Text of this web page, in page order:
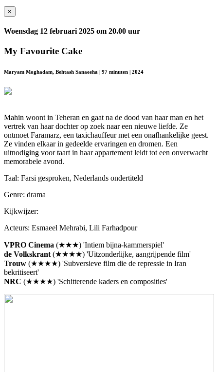
×
Woensdag 12 februari 2025 om 20.00 uur
My Favourite Cake
Maryam Moghadam, Behtash Sanaeeha | 97 minuten | 2024
Mahin woont in Teheran en gaat na de dood van haar man en het
vertrek van haar dochter op zoek naar een nieuwe liefde. Ze
ontmoet Faramarz, een taxichauffeur met een onafhankelijke geest.
Ze vinden elkaar in gedeelde ervaringen en dromen. Een
uitnodiging voor taart in haar appartement leidt tot een onverwacht
memorabele avond.
Taal: Farsi gesproken, Nederlands ondertiteld
Genre: drama
Kijkwijzer:
Acteurs: Esmaeel Mehrabi, Lili Farhadpour
VPRO Cinema (★★★) 'Intiem bijna-kammerspiel'
de Volkskrant (★★★★) 'Uitzonderlijke, aangrijpende film'
Trouw (★★★★) 'Subversieve film die de repressie in Iran
bekritiseert'
NRC (★★★★) 'Schitterende kaders en composities'